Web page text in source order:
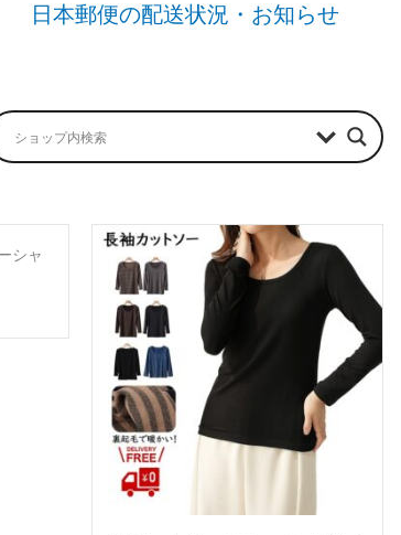
日本郵便の配送状況・お知らせ
シャ